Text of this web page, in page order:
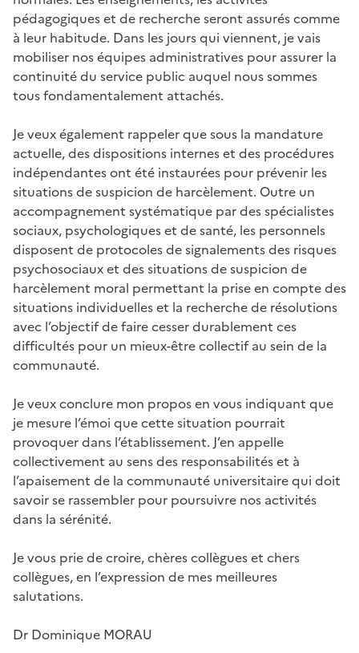
pédagogiques et de recherche seront assurés comme
à leur habitude. Dans les jours qui viennent, je vais
mobiliser nos équipes administratives pour assurer la
continuité du service public auquel nous sommes
tous fondamentalement attachés.
Je veux également rappeler que sous la mandature
actuelle, des dispositions internes et des procédures
indépendantes ont été instaurées pour prévenir les
situations de suspicion de harcèlement. Outre un
accompagnement systématique par des spécialistes
sociaux, psychologiques et de santé, les personnels
disposent de protocoles de signalements des risques
psychosociaux et des situations de suspicion de
harcèlement moral permettant la prise en compte des
situations individuelles et la recherche de résolutions
avec l’objectif de faire cesser durablement ces
difficultés pour un mieux-être collectif au sein de la
communauté.
Je veux conclure mon propos en vous indiquant que
je mesure l’émoi que cette situation pourrait
provoquer dans l’établissement. J’en appelle
collectivement au sens des responsabilités et à
l’apaisement de la communauté universitaire qui doit
savoir se rassembler pour poursuivre nos activités
dans la sérénité.
Je vous prie de croire, chères collègues et chers
collègues, en l’expression de mes meilleures
salutations.
Dr Dominique MORAU